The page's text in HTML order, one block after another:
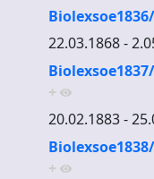
22.03.1868 -
+
20.02.1883 -
+